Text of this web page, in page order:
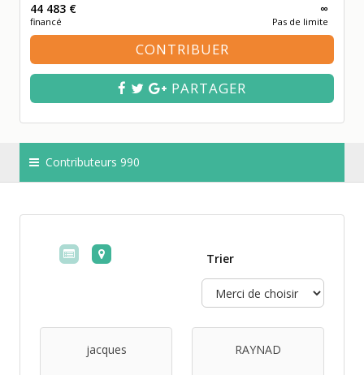
44 483 €
financé
∞
Pas de limite
CONTRIBUER
PARTAGER
Contributeurs 990
Trier
jacques RAYNAD